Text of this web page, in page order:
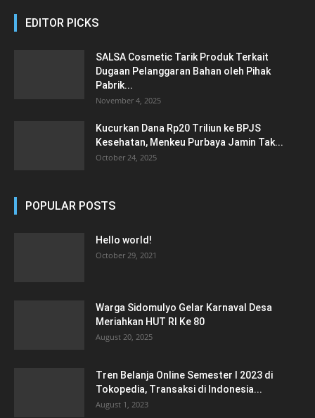
EDITOR PICKS
SALSA Cosmetic Tarik Produk Terkait
Dugaan Pelanggaran Bahan oleh Pihak
Pabrik...
November 4, 2025
Kucurkan Dana Rp20 Triliun ke BPJS
Kesehatan, Menkeu Purbaya Jamin Tak...
October 24, 2025
POPULAR POSTS
Hello world!
October 29, 2021
Warga Sidomulyo Gelar Karnaval Desa
Meriahkan HUT RI Ke 80
August 20, 2025
Tren Belanja Online Semester I 2023 di
Tokopedia, Transaksi di Indonesia...
August 1, 2023